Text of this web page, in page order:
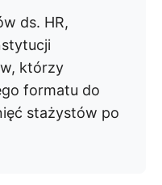
ds. HR,
którzy
formatu do
stażystów po